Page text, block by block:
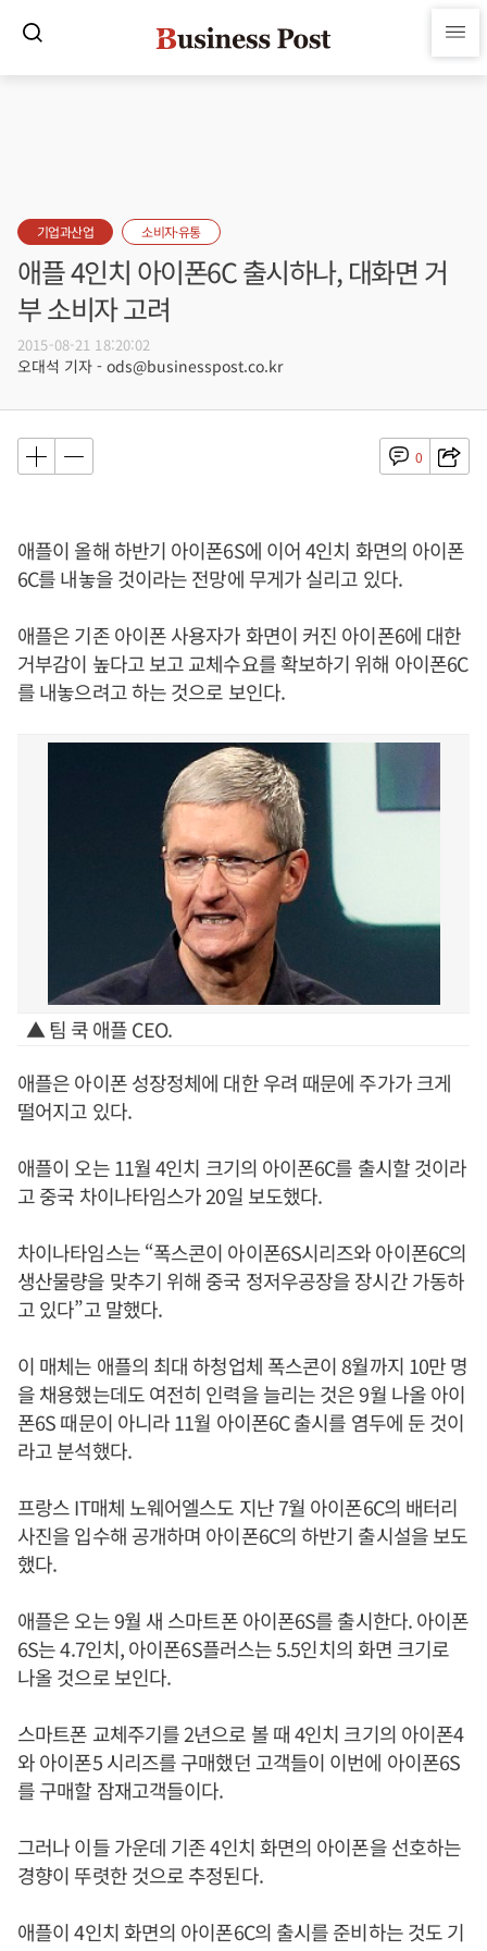
기업과산업 소비자·유통
애플 4인치 아이폰6C 출시하나, 대화면 거
부 소비자 고려
2015-08-21 18:20:02
오대석 기자 - ods@businesspost.co.kr
0
애플이 올해 하반기 아이폰6S에 이어 4인치 화면의 아이폰
6C를 내놓을 것이라는 전망에 무게가 실리고 있다.
애플은 기존 아이폰 사용자가 화면이 커진 아이폰6에 대한
거부감이 높다고 보고 교체수요를 확보하기 위해 아이폰6C
를 내놓으려고 하는 것으로 보인다.
▲ 팀 쿡 애플 CEO.
애플은 아이폰 성장정체에 대한 우려 때문에 주가가 크게
떨어지고 있다.
애플이 오는 11월 4인치 크기의 아이폰6C를 출시할 것이라
고 중국 차이나타임스가 20일 보도했다.
차이나타임스는 “폭스콘이 아이폰6S시리즈와 아이폰6C의
생산물량을 맞추기 위해 중국 정저우공장을 장시간 가동하
고 있다”고 말했다.
이 매체는 애플의 최대 하청업체 폭스콘이 8월까지 10만 명
을 채용했는데도 여전히 인력을 늘리는 것은 9월 나올 아이
폰6S 때문이 아니라 11월 아이폰6C 출시를 염두에 둔 것이
라고 분석했다.
프랑스 IT매체 노웨어엘스도 지난 7월 아이폰6C의 배터리
사진을 입수해 공개하며 아이폰6C의 하반기 출시설을 보도
했다.
애플은 오는 9월 새 스마트폰 아이폰6S를 출시한다. 아이폰
6S는 4.7인치, 아이폰6S플러스는 5.5인치의 화면 크기로
나올 것으로 보인다.
스마트폰 교체주기를 2년으로 볼 때 4인치 크기의 아이폰4
와 아이폰5 시리즈를 구매했던 고객들이 이번에 아이폰6S
를 구매할 잠재고객들이다.
그러나 이들 가운데 기존 4인치 화면의 아이폰을 선호하는
경향이 뚜렷한 것으로 추정된다.
애플이 4인치 화면의 아이폰6C의 출시를 준비하는 것도 기